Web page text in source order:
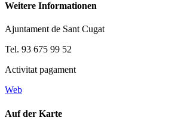
Weitere Informationen
Ajuntament de Sant Cugat
Tel. 93 675 99 52
Activitat pagament
Web
Auf der Karte